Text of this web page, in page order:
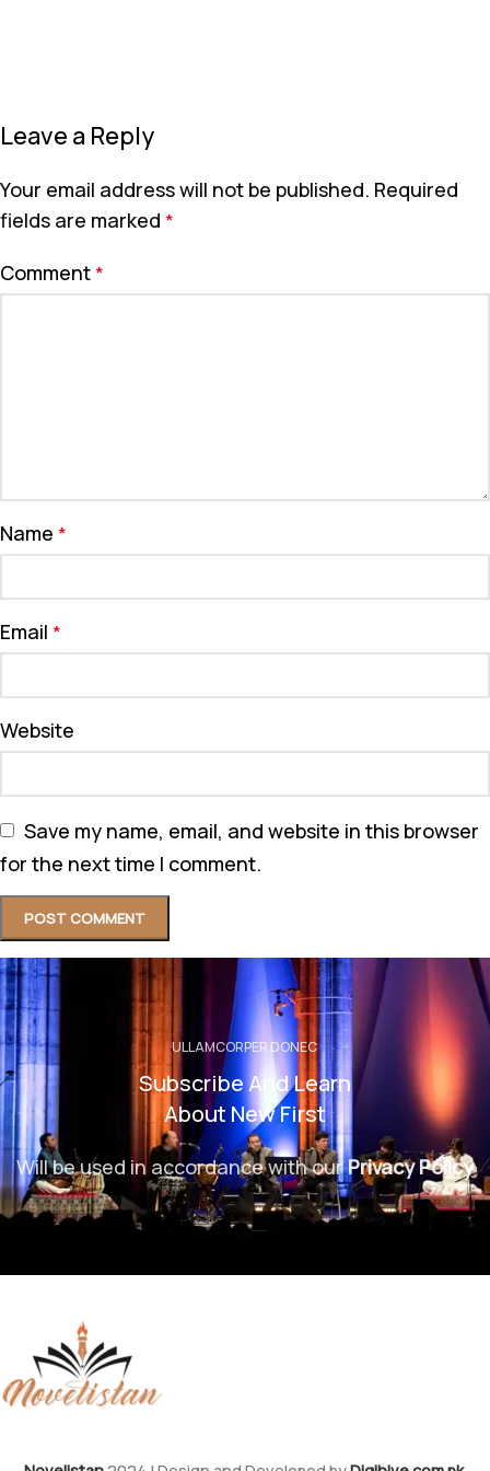
Leave a Reply
Your email address will not be published. Required
fields are marked *
Comment *
Name *
Email *
Website
Save my name, email, and website in this browser
for the next time I comment.
ULLAMCORPER DONEC
Subscribe And Learn
About New First
Will be used in accordance with ourPrivacy Policy